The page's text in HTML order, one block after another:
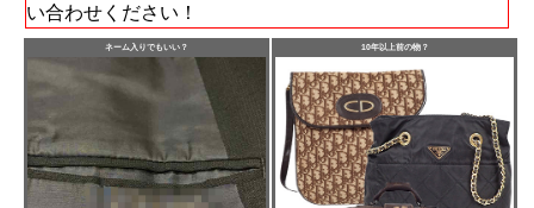
い合わせください！
ネーム入りでもいい？ 10年以上前の物？